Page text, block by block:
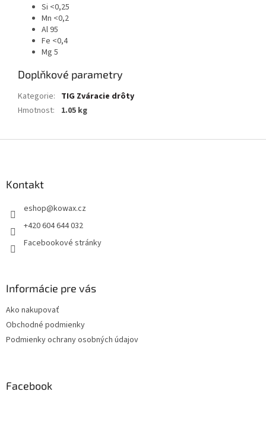
Si <0,25
Mn <0,2
Al 95
Fe <0,4
Mg 5
Doplňkové parametry
Kategorie: TIG Zváracie drôty
Hmotnost: 1.05 kg
Kontakt
eshop@kowax.cz
+420 604 644 032
Facebookové stránky
Informácie pre vás
Ako nakupovať
Obchodné podmienky
Podmienky ochrany osobných údajov
Facebook